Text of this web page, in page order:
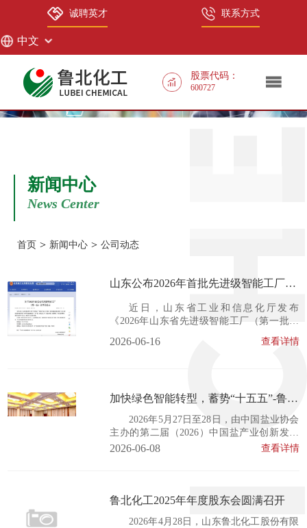
诚聘英才 联系方式
中文
中文
EN
股票代码：
600727
新闻中心
News Center
首页 > 新闻中心 > 公司动态
山东公布2026年首批先进级智能工厂名
单 ——山东鲁北化工股份有限公司成功
入选
近日，山东省工业和信息化厅发布
《2026年山东省先进级智能工厂（第一批）
落实国家六部门关于智能工厂梯度培育的部
单。鲁北化工凭借基于“磷石膏+废酸综合利
2026-06-16 查看详情
加快绿色智能转型，蓄势“十五五”-鲁北
盐化受邀参加第二届中国盐产业创新发
展大会
2026年5月27日至28日，由中国盐业协会
主办的第二届（2026）中国盐产业创新发展
大会在江西省南昌市隆重举行。来自全国各
培育等重大议题展开深入交流。山东鲁北化
2026-06-08 查看详情
鲁北化工2025年年度股东会圆满召开
2026年4月28日，山东鲁北化工股份有限